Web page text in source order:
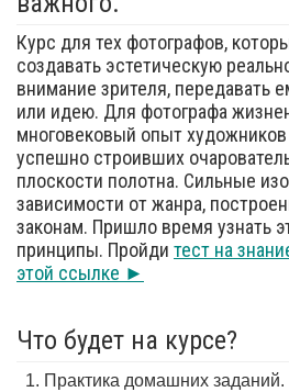
Курс для тех фотографов,
создавать эстетическую
внимание зрителя, передавать
или идею. Для фотографа
многовековый опыт
успешно строивших
плоскости полотна. Сильные
зависимости от жанра,
законам. Пришло время узнать
принципы. Пройди тест на
этой ссылке ►
Что будет на курсе?
Практика домашних